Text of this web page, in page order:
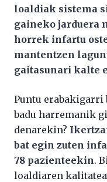
loaldiak sistema
gaineko jarduera
horrek infartu
mantentzen
gaitasunari kalte
Puntu erabakigarri
badu harremanik
denarekin?
bat egin zuten
78 pazienteekin.
loaldiaren